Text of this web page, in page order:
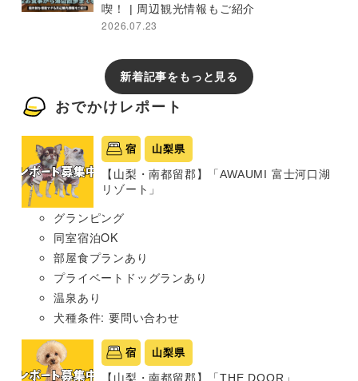
喫！ | 周辺観光情報もご紹介
2026.07.23
新着記事をもっと見る
おでかけレポート
宿 山梨県
【山梨・南都留郡】「AWAUMI 富士河口湖
リゾート」
グランピング
同室宿泊OK
部屋食プランあり
プライベートドッグランあり
温泉あり
犬種条件: 要問い合わせ
宿 山梨県
【山梨・南都留郡】「THE DOOR」